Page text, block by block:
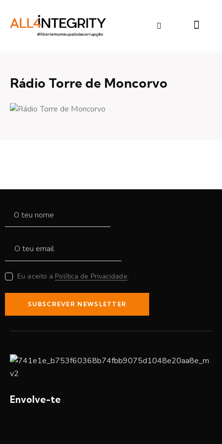
Rádio Torre de Moncorvo
Eu aceito a Política de Privacidade.
SUBSCREVER NEWSLETTER
Envolve-te